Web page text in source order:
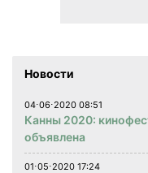
Новости
04⋅06⋅2020 08:51
Канны 2020:
объявлена
01⋅05⋅2020 17:24